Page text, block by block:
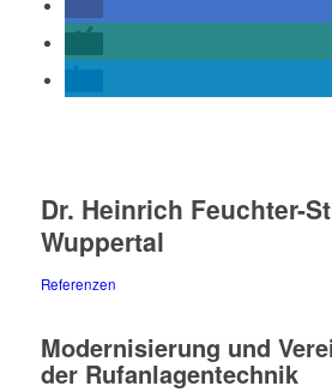
Dr. Heinrich Feuchter-
Wuppertal
Referenzen
Modernisierung und
der Rufanlagentechnik